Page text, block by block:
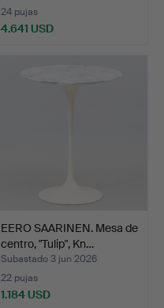
24 pujas
4.641 USD
EERO SAARINEN. Mesa de
centro, "Tulip", Kn…
Subastado 3 jun 2026
22 pujas
1.184 USD